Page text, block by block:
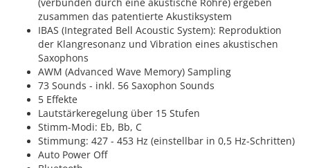
zusammen das patentierte Akustiksystem
IBAS (Integrated Bell Acoustic System): Reproduktion
der Klangresonanz und Vibration eines akustischen
Saxophons
AWM (Advanced Wave Memory) Sampling
73 Sounds - inkl. 56 Saxophon Sounds
5 Effekte
Lautstärkeregelung über 15 Stufen
Stimm-Modi: Eb, Bb, C
Stimmung: 427 - 453 Hz (einstellbar in 0,5 Hz-Schritten)
Auto Power Off